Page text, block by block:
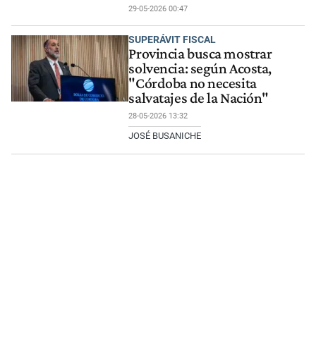
29-05-2026 00:47
SUPERÁVIT FISCAL
Provincia busca mostrar
solvencia: según Acosta,
"Córdoba no necesita
salvatajes de la Nación"
28-05-2026 13:32
JOSÉ BUSANICHE